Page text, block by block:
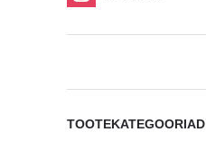
TOOTEKATEGOORIAD